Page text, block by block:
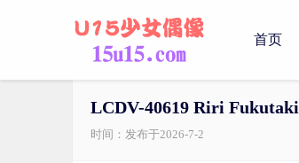
首页
LCDV-40619 Riri Fukutaki
时间：发布于2026-7-2